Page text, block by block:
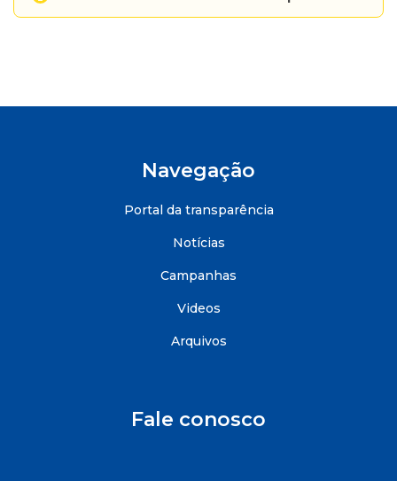
Navegação
Portal da transparência
Notícias
Campanhas
Videos
Arquivos
Fale conosco